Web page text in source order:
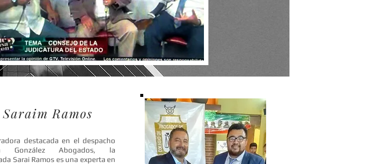
Ramos
destacada en el despacho
González Abogados, la
Sarai Ramos es una experta en